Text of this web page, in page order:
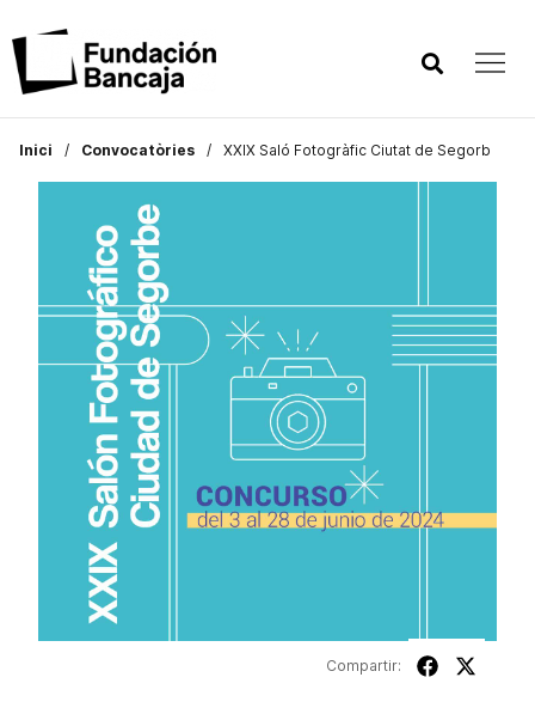
Inici Convocatòries XXIX Saló Fotogràfic Ciutat de Segorb
Compartir: